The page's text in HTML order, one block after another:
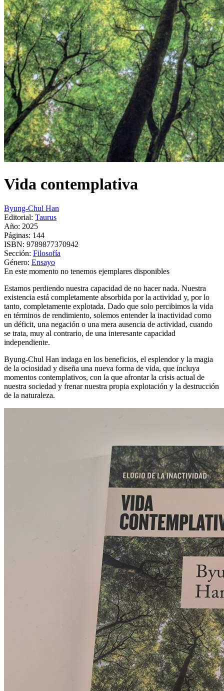
Vida contemplativa
Byung-Chul Han
Editorial: Taurus
Año: 2025
Páginas: 144
ISBN: 9789877370942
Sección: Filosofía
Género: Ensayo
En este momento no tenemos ejemplares disponibles
Estamos perdiendo nuestra capacidad de no hacer nada. Nuestra
existencia está completamente absorbida por la actividad y, por lo
tanto, completamente explotada. Dado que solo percibimos la vida
en términos de rendimiento, solemos entender la inactividad como
un déficit, una negación o una mera ausencia de actividad, cuando
se trata, muy al contrario, de una interesante capacidad
independiente.
Byung-Chul Han indaga en los beneficios, el esplendor y la magia
de la ociosidad y diseña una nueva forma de vida, que incluya
momentos contemplativos, con la que afrontar la crisis actual de
nuestra sociedad y frenar nuestra propia explotación y la destrucción
de la naturaleza.